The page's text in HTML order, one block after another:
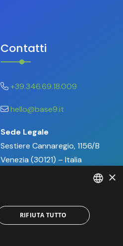
Contatti
+39.346.69.18.009
hello@base9.it
Sede Legale
Sestiere Cannaregio, 1156/B
Venezia (30121) – Italia
ENGLISH
×
RIFIUTA TUTTO